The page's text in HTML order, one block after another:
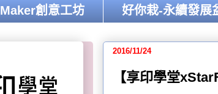
Maker創意工坊 好你栽-永續發展
2016/11/24
【享印學堂